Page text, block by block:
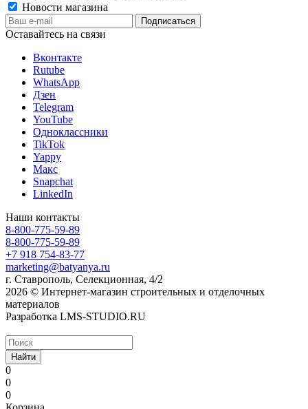
Новости магазина
Оставайтесь на связи
Вконтакте
Rutube
WhatsApp
Дзен
Telegram
YouTube
Одноклассники
TikTok
Yappy
Макс
Snapchat
LinkedIn
Наши контакты
8-800-775-59-89
8-800-775-59-89
+7 918 754-83-77
marketing@batyanya.ru
г. Ставрополь, Селекционная, 4/2
2026 © Интернет-магазин строительных и отделочных
материалов
Разработка LMS-STUDIO.RU
Найти
0
0
0